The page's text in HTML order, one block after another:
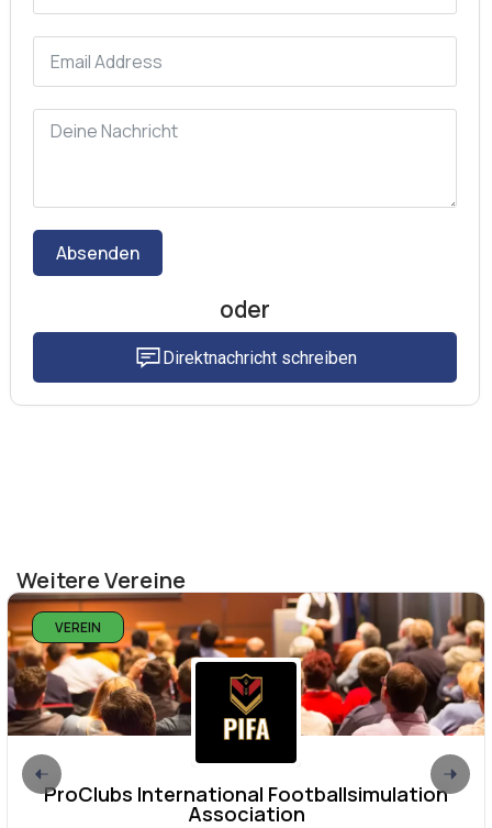
Absenden
oder
Direktnachricht schreiben
Weitere Vereine
VEREIN
ProClubs International Footballsimulation
Association